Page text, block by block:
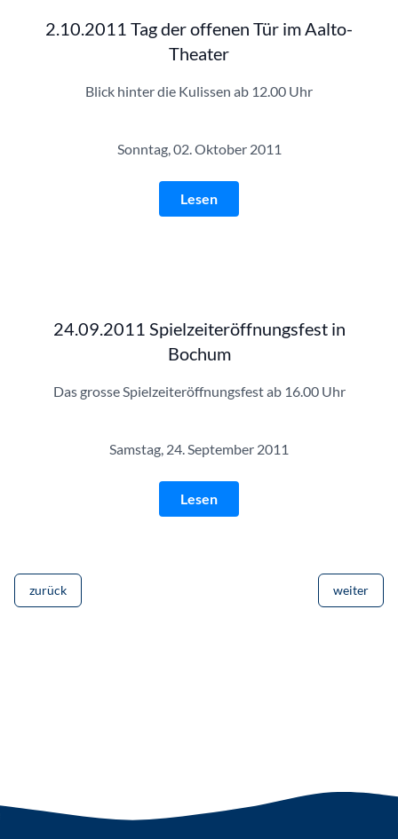
2.10.2011 Tag der offenen Tür im Aalto-
Theater
Blick hinter die Kulissen ab 12.00 Uhr
Sonntag, 02. Oktober 2011
Lesen
24.09.2011 Spielzeiteröffnungsfest in
Bochum
Das grosse Spielzeiteröffnungsfest ab 16.00 Uhr
Samstag, 24. September 2011
Lesen
zurück weiter